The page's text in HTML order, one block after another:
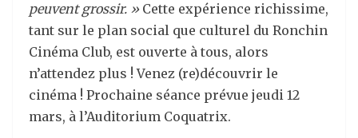
peuvent grossir. »Cette expérience richissime,
tant sur le plan social que culturel du Ronchin
Cinéma Club, est ouverte à tous, alors
n’attendez plus ! Venez (re)découvrir le
cinéma ! Prochaine séance prévue jeudi 12
mars, à l’Auditorium Coquatrix.